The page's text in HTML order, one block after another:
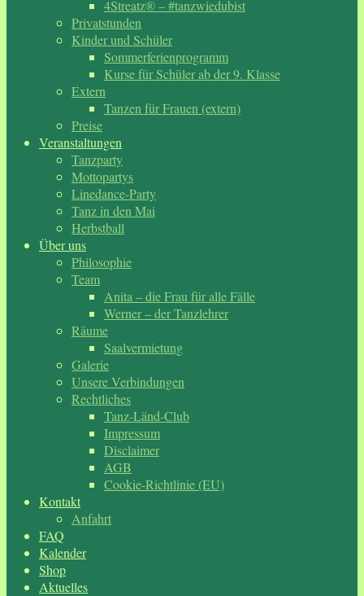
4Streatz® – #tanzwiedubist
Privatstunden
Kinder und Schüler
Sommerferienprogramm
Kurse für Schüler ab der 9. Klasse
Extern
Tanzen für Frauen (extern)
Preise
Veranstaltungen
Tanzparty
Mottopartys
Linedance-Party
Tanz in den Mai
Herbstball
Über uns
Philosophie
Team
Anita – die Frau für alle Fälle
Werner – der Tanzlehrer
Räume
Saalvermietung
Galerie
Unsere Verbindungen
Rechtliches
Tanz-Länd-Club
Impressum
Disclaimer
AGB
Cookie-Richtlinie (EU)
Kontakt
Anfahrt
FAQ
Kalender
Shop
Aktuelles